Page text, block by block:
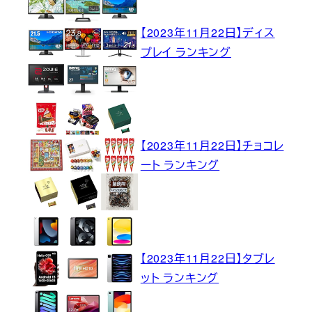
【2023年11月22日】ディス
プレイ ランキング
【2023年11月22日】チョコレ
ート ランキング
【2023年11月22日】タブレ
ット ランキング